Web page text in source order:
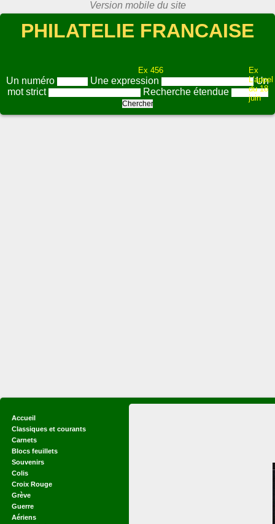
PHILATELIE FRANCAISE
Ex 456
Ex
L'appel
du 18
juin
Un numéro Une expression
Un
mot strict
Recherche étendue
Accueil
Classiques et courants
Carnets
Blocs feuillets
Souvenirs
Colis
Croix Rouge
Grève
Guerre
Aériens